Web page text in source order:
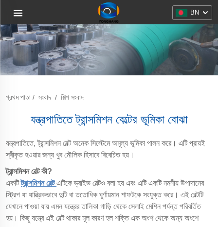
BN
প্রথম পাতা / সংবাদ / শিল্প সংবাদ
যন্ত্রপাতিতে ট্রান্সমিশন বেল্টের ভূমিকা বোঝা
যন্ত্রপাতিতে, ট্রান্সমিশন বেল্ট অনেক সিস্টেমে অমূল্য ভূমিকা পালন করে। এটি প্রায়ই
স্বীকৃত হওয়ার জন্য খুব মৌলিক হিসাবে বিবেচিত হয়।
ট্রান্সমিশন বেল্ট কী?
একটিট্রান্সমিশন বেল্টএটিকে ড্রাইভ বেল্টও বলা হয় এবং এটি একটি নমনীয় উপাদানের
স্ট্রিপ যা যান্ত্রিকভাবে দুটি বা ততোধিক ঘূর্ণায়মান শাফটকে সংযুক্ত করে। এই বেল্টটি
যেখানে পাওয়া যায় এমন যন্ত্রের তালিকা গাড়ি থেকে সেলাই মেশিন পর্যন্ত পরিবর্তিত
হয়। কিছু যন্ত্রে এই বেল্ট থাকার মূল কারণ হল শক্তি এক অংশ থেকে অন্য অংশে